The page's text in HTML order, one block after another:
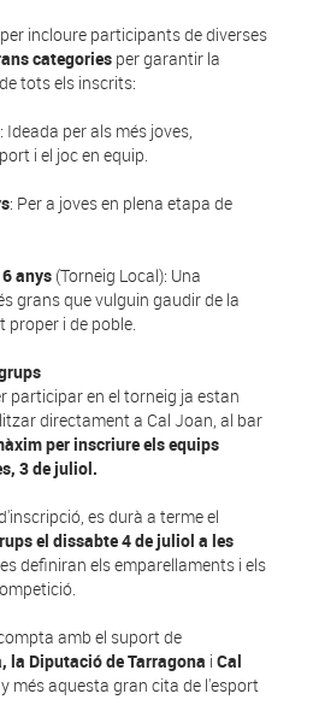
incloure participants de diverses
categories per garantir la
tots els inscrits:
: Ideada per als més joves,
i el joc en equip.
: Per a joves en plena etapa de
anys (Torneig Local): Una
grans que vulguin gaudir de la
proper i de poble.
participar en el torneig ja estan
directament a Cal Joan, al bar
per inscriure els equips
3 de juliol.
es durà a terme el
el dissabte 4 de juliol a les
definiran els emparellaments i els
amb el suport de
la Diputació de Tarragona iCal
més aquesta gran cita de l'esport